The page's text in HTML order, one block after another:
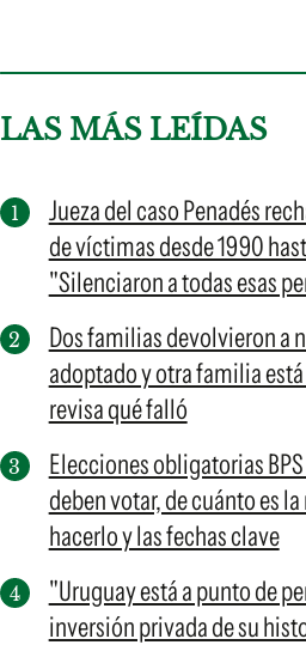
LAS MÁS LEÍDAS
Jueza del caso Penadés
de víctimas desde 1990
"Silenciaron a todas esas
Dos familias devolvieron a
adoptado y otra familia está
revisa qué falló
Elecciones obligatorias
deben votar, de cuánto es
hacerlo y las fechas clave
"Uruguay está a punto de
inversión privada de su